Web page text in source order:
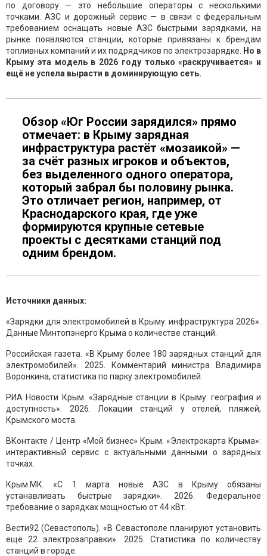
по договору — это небольшие операторы с несколькими
точками. АЗС и дорожный сервис — в связи с федеральным
требованием оснащать новые АЗС быстрыми зарядками, на
рынке появляются станции, которые привязаны к брендам
топливных компаний и их подрядчиков по электрозарядке.
Но в
Крыму эта модель в 2026 году только «раскручивается» и
ещё не успела вырасти в доминирующую сеть.
Обзор «Юг России зарядился» прямо
отмечает: в Крыму зарядная
инфраструктура растёт «мозаикой» —
за счёт разных игроков и объектов,
без выделенного одного оператора,
который забрал бы половину рынка.
Это отличает регион, например, от
Краснодарского края, где уже
формируются крупные сетевые
проекты с десятками станций под
одним брендом.
Источники данных:
«Зарядки для электромобилей в Крыму: инфраструктура 2026».
Данные Минтопэнерго Крыма о количестве станций.
Российская газета. «В Крыму более 180 зарядных станций для
электромобилей». 2025. Комментарий министра Владимира
Воронкина, статистика по парку электромобилей.
РИА Новости Крым. «Зарядные станции в Крыму: география и
доступность». 2026. Локации станций у отелей, пляжей,
Крымского моста.
ВКонтакте / Центр «Мой бизнес» Крым. «Электрокарта Крыма»:
интерактивный сервис с актуальными данными о зарядных
точках.
Крым.МК. «С 1 марта новые АЗС в Крыму обязаны
устанавливать быстрые зарядки». 2026. Федеральное
требование о зарядках мощностью от 44 кВт.
Вести92 (Севастополь). «В Севастополе планируют установить
ещё 22 электрозаправки». 2025. Статистика по количеству
станций в городе.